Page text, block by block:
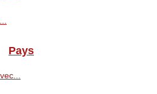
Pays